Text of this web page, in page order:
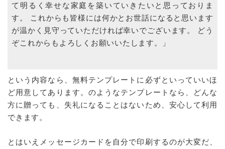
て明るく幸せな家庭を築いていきたいと思っておりま
す。 これからも皆様には何かとお世話になると思います
が温かく見守っていただければ幸いでございます。 どう
ぞこれからもよろしくお願いいたします。」
という内容なら、無料テンプレートに必ずといっていいほ
ど用意してあります。のようなテンプレートなら、どんな
方に贈っても、失礼になることはないため、安心して利用
できます。
とはいえメッセージカードを自分で印刷するのが大変だ、